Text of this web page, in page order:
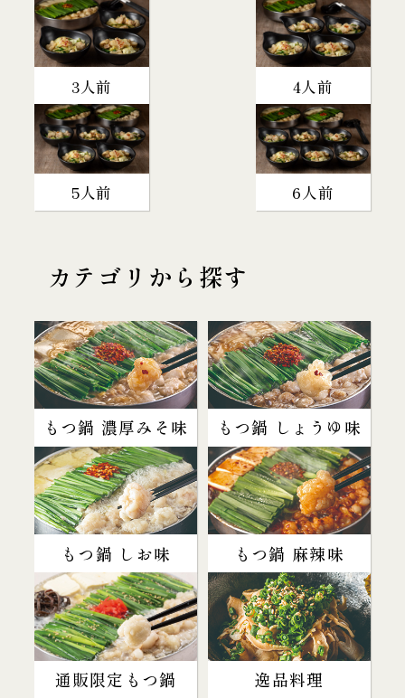
3人前 4人前
5人前 6人前
カテゴリから探す
もつ鍋 濃厚みそ味 もつ鍋 しょうゆ味
もつ鍋 しお味 もつ鍋 麻辣味
通販限定もつ鍋 逸品料理